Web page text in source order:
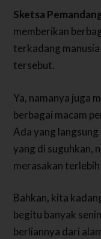
Sketsa
memberikan
terkadang
tersebut.
Ya, namanya juga
berbagai macam
Ada yang
yang di suguhkan,
merasakan
Bahkan, kita
begitu banyak
berliannya dari